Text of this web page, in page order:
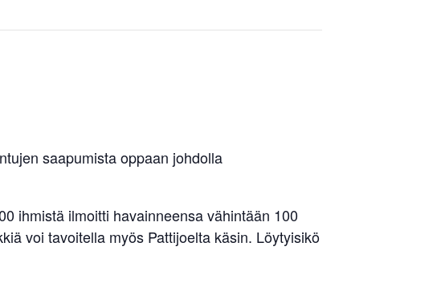
saapumista oppaan johdolla
ihmistä ilmoitti havainneensa vähintään 100
voi tavoitella myös Pattijoelta käsin. Löytyisikö